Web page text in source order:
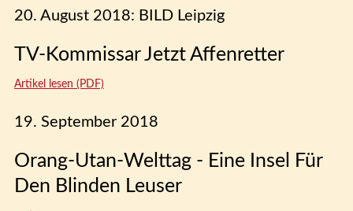
20. August 2018: BILD Leipzig
TV-Kommissar Jetzt Affenretter
Artikel lesen (PDF)
19. September 2018
Orang-Utan-Welttag - Eine Insel Für
Den Blinden Leuser